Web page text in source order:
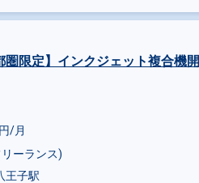
圏限定】インクジェット複合機開
円/月
ーランス)
王子駅